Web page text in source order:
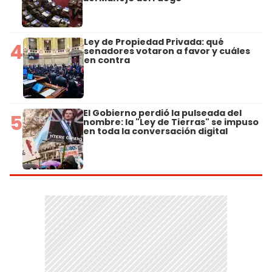
4 Ley de Propiedad Privada: qué
senadores votaron a favor y cuáles
en contra
5 El Gobierno perdió la pulseada del
nombre: la "Ley de Tierras" se impuso
en toda la conversación digital